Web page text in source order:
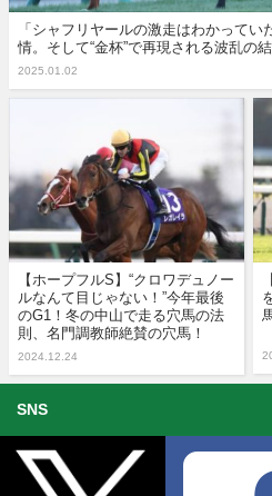
「シャフリヤールの激走はわかって
情。そして“金杯”で再現される波乱の
2025.01.02
【ホープフルS】“クロワデュノー
ルなんて目じゃない！”今年最後
のG1！冬の中山で走る穴馬の法
則、名門調教師絶賛の穴馬！
2024.12.24
SNS